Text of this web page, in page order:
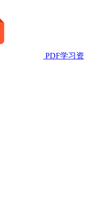
PDF学习资